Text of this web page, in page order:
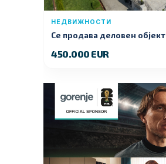
НЕДВИЖНОСТИ
Се продава деловен објект
450.000 EUR